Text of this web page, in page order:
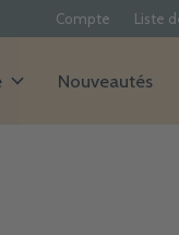
Compte Liste
Nouveautés